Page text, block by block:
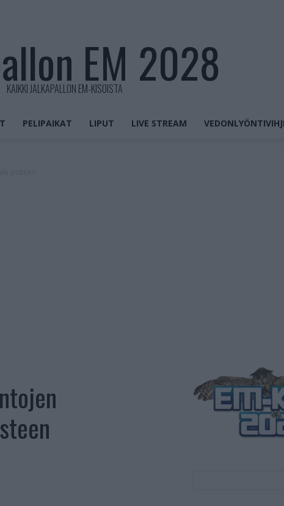
EM 2028
KAIKKI JALKAPALLON EM-KISOISTA
PELIPAIKAT LIPUT LIVE STREAM